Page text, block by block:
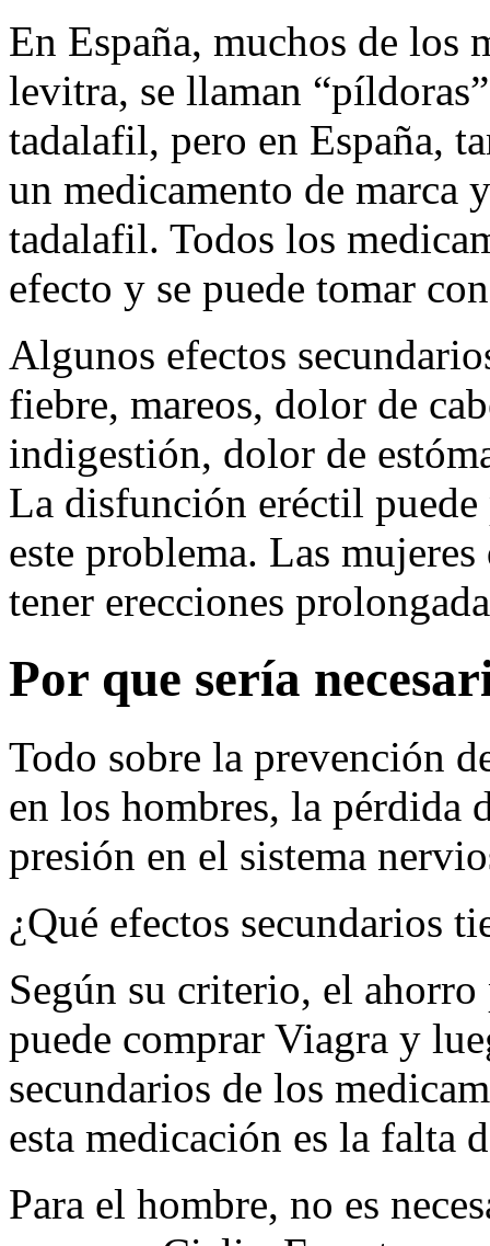
En España, muchos de los
levitra, se llaman
tadalafil, pero en España,
un medicamento de
tadalafil. Todos los
efecto y se puede tomar
Algunos efectos
fiebre, mareos, dolor de
indigestión, dolor de
La disfunción eréctil puede
este problema. Las
tener erecciones
Por que sería
Todo sobre la prevención
en los hombres, la pérdida
presión en el sistema
¿Qué efectos secundarios
Según su criterio, el
puede comprar Viagra y
secundarios de los
esta medicación es la falta
Para el hombre, no es